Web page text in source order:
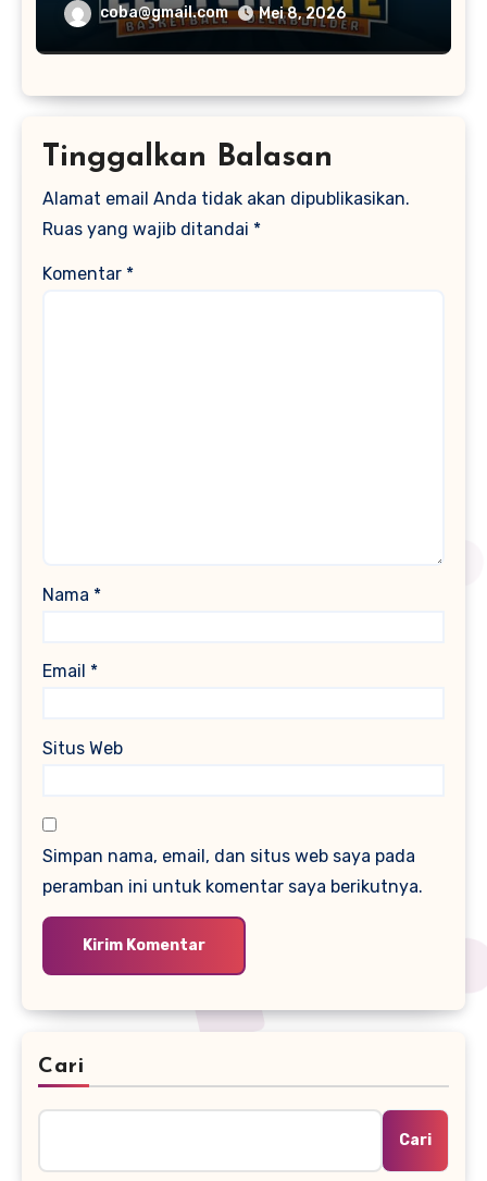
coba@gmail.com Mei 8, 2026
Tinggalkan Balasan
Alamat email Anda tidak akan dipublikasikan.
Ruas yang wajib ditandai *
Komentar *
Nama *
Email *
Situs Web
Simpan nama, email, dan situs web saya pada
peramban ini untuk komentar saya berikutnya.
Cari
Cari